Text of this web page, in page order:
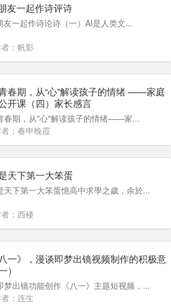
友一起作诗评诗
友一起作诗论诗（一）AI是人类文...
：帆影
春期，从“心”解读孩子的情绪 ——家庭
开课（四）家长感言
春期，从"心"解读孩子的情绪——家...
：春申晚霞
天下第一大笨蛋
天下第一大笨蛋憶高中求學之歲，余於...
：西楼
一》，漫谈即梦出镜视频制作的积极意
）
梦出镜功能创作《八一》主题短视频，...
：连生